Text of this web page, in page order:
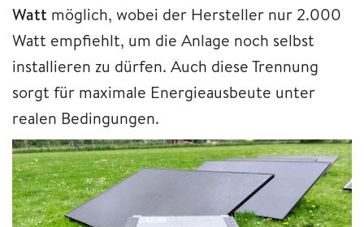
Watt möglich, wobei der Hersteller nur 2.000
Watt empfiehlt, um die Anlage noch selbst
installieren zu dürfen. Auch diese Trennung
sorgt für maximale Energieausbeute unter
realen Bedingungen.